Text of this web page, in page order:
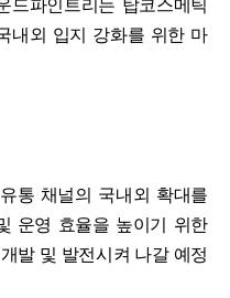
드파인트리는 탑코스메틱
내외 입지 강화를 위한 마
통 채널의 국내외 확대를
운영 효율을 높이기 위한
발 및 발전시켜 나갈 예정